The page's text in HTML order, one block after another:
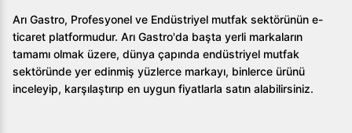
Enerji verimliliği için tasarlanmış olan bu model, doğru
programlama ve kullanım alışkanlıkları ile enerji tüketimini
minimumda tutar.
Rational iCombi Classic Buhar Konveksiyonlu Fırın,
Arı Gastro, Profesyonel ve Endüstriyel mutfak sektörünün e-
ticaret platformudur. Arı Gastro'da başta yerli markaların
tamamı olmak üzere, dünya çapında endüstriyel mutfak
sektöründe yer edinmiş yüzlerce markayı, binlerce ürünü
inceleyip, karşılaştırıp en uygun fiyatlarla satın alabilirsiniz.